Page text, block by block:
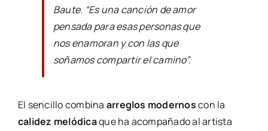
Baute. “Es una canción de amor
pensada para esas personas que
nos enamoran y con las que
soñamos compartir el camino”.
El sencillo combina arreglos modernoscon la
calidez melódicaque ha acompañado al artista